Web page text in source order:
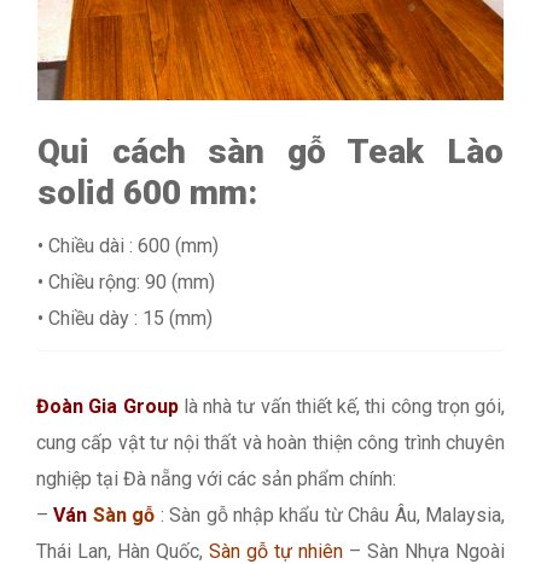
Qui cách sàn gỗ Teak Lào
solid 600 mm:
• Chiều dài : 600 (mm)
• Chiều rộng: 90 (mm)
• Chiều dày : 15 (mm)
Đoàn Gia Grouplà nhà tư vấn thiết kế, thi công trọn gói,
cung cấp vật tư nội thất và hoàn thiện công trình chuyên
nghiệp tại Đà nẵng với các sản phẩm chính:
–Ván Sàn gỗ : Sàn gỗ nhập khẩu từ Châu Âu, Malaysia,
Thái Lan, Hàn Quốc, Sàn gỗ tự nhiên – Sàn Nhựa Ngoài